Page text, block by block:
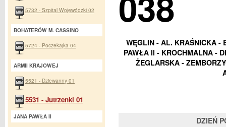
WĘGLIN - AL. KRAŚNICKA -
PAWŁA II - KROCHMALNA -
ŻEGLARSKA -
DZIEŃ
5732 - Szpital Wojewódzki 02
BOHATERÓW M. CASSINO
5724 - Poczekajka 04
ARMII KRAJOWEJ
5521 - Dziewanny 01
5531 - Jutrzenki 01
JANA PAWŁA II